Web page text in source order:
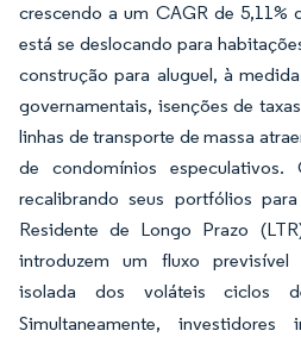
crescendo a um CAGR de 5,11%
está se deslocando para
construção para aluguel, à
governamentais, isenções de
linhas de transporte de massa
de condomínios especulativos.
recalibrando seus portfólios
Residente de Longo Prazo
introduzem um fluxo previsível
isolada dos voláteis ciclos
Simultaneamente,